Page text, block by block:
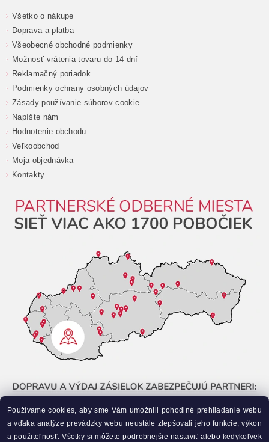
Všetko o nákupe
Doprava a platba
Všeobecné obchodné podmienky
Možnosť vrátenia tovaru do 14 dní
Reklamačný poriadok
Podmienky ochrany osobných údajov
Zásady používanie súborov cookie
Napíšte nám
Hodnotenie obchodu
Veľkoobchod
Moja objednávka
Kontakty
Používame cookies, aby sme Vám umožnili pohodlné prehliadanie webu
a vďaka analýze prevádzky webu neustále zlepšovali jeho funkcie, výkon
a použiteľnosť. Všetky si môžete podrobnejšie nastaviť alebo kedykoľvek